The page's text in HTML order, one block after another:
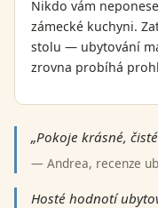
Nikdo vám
zámecké kuchyni.
stolu — ubytování
zrovna probíhá
„Pokoje krásné,
— Andrea, recenze
Hosté hodnotí